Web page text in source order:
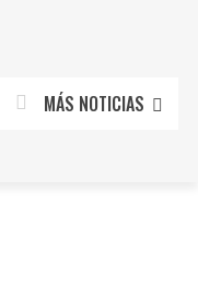
MÁS NOTICIAS